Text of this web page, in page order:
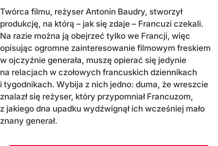
Twórca filmu, reżyser Antonin Baudry, stworzył
produkcję, na którą – jak się zdaje – Francuzi czekali.
Na razie można ją obejrzeć tylko we Francji, więc
opisując ogromne zainteresowanie filmowym freskiem
w ojczyźnie generała, muszę opierać się jedynie
na relacjach w czołowych francuskich dziennikach
i tygodnikach. Wybija z nich jedno: duma, że wreszcie
znalazł się reżyser, który przypomniał Francuzom,
z jakiego dna upadku wydźwignął ich wcześniej mało
znany generał.